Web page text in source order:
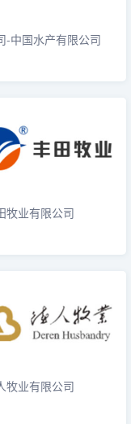
-中国水产有限公司
牧业有限公司
牧业有限公司